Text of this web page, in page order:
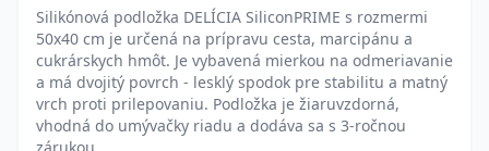
Silikónová podložka DELÍCIA SiliconPRIME s rozmermi
50x40 cm je určená na prípravu cesta, marcipánu a
cukrárskych hmôt. Je vybavená mierkou na odmeriavanie
a má dvojitý povrch - lesklý spodok pre stabilitu a matný
vrch proti prilepovaniu. Podložka je žiaruvzdorná,
vhodná do umývačky riadu a dodáva sa s 3-ročnou